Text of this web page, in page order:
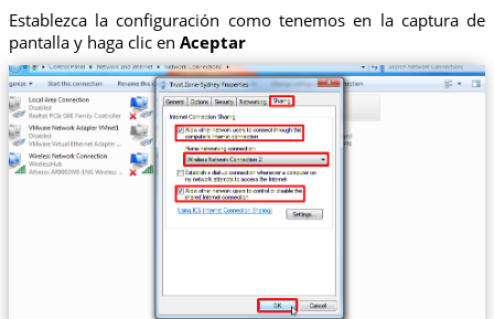
Establezca la configuración como tenemos en la captura de
pantalla y haga clic en Aceptar